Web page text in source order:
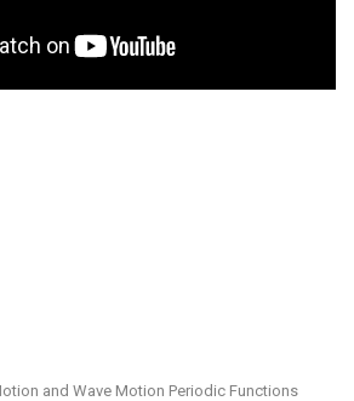
and Wave Motion Periodic Functions